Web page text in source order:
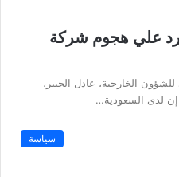
علي هجوم شركة
الخارجية، عادل الجبير،
إن لدى السعودية…
سياسة